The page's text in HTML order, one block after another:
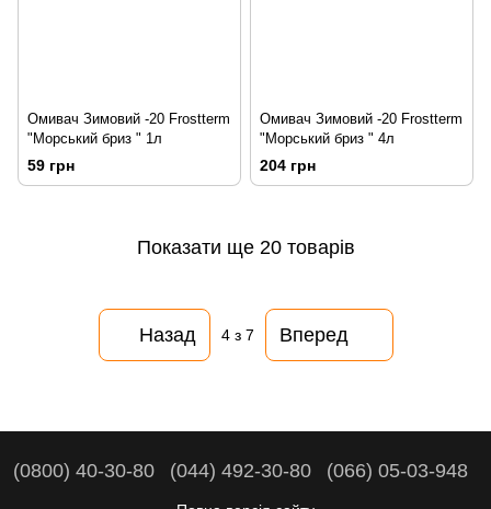
Омивач Зимовий -20 Frostterm
"Морський бриз " 1л
59 грн
Омивач Зимовий -20 Frostterm
"Морський бриз " 4л
204 грн
Показати ще 20 товарів
Назад 4з 7 Вперед
(0800) 40-30-80 (044) 492-30-80 (066) 05-03-948